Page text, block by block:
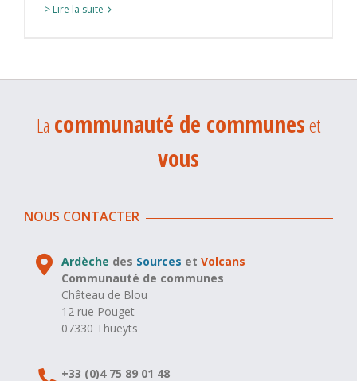
> Lire la suite
La communauté de communeset
vous
NOUS CONTACTER
Ardèche des Sources etVolcans
Communauté de communes
Château de Blou
12 rue Pouget
07330 Thueyts
+33 (0)4 75 89 01 48